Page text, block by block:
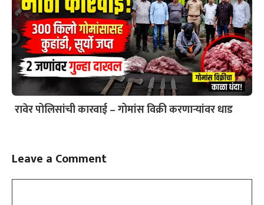
रावेर पोलिसांची कारवाई – गोमांस विक्री करणाऱ्यांवर धाड
Leave a Comment